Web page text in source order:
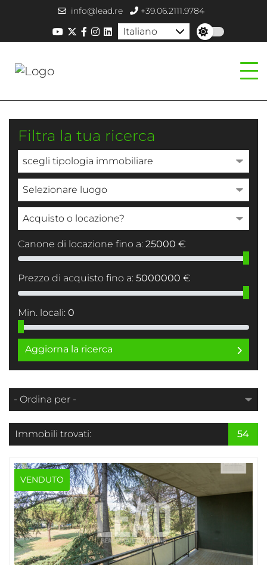
info@lead.re +39.06.2111.9784
Italiano
Immobili trovati: 54
VENDUTO
Filtra la tua ricerca
Canone di locazione fino a: 25000 €
Prezzo di acquisto fino a: 5000000 €
Min. locali: 0
Aggiorna la ricerca